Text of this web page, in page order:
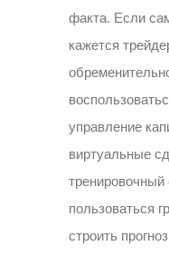
факта. Если
кажется
управление
виртуальные
тренировочный
пользоваться
строить